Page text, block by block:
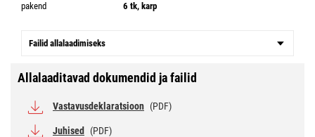
pakend
6 tk, karp
Failid allalaadimiseks
Allalaaditavad dokumendid ja failid
Vastavusdeklaratsioon (PDF)
Juhised (PDF)